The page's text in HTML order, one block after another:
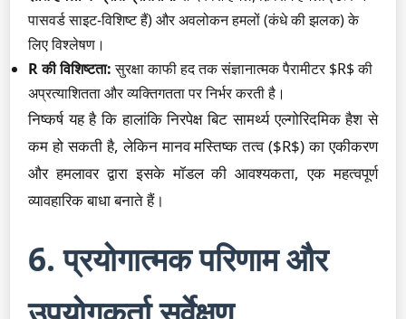
पासवर्ड साइट-विशिष्ट हैं) और अवलोकन हमलों (कंधे की झलक) के
लिए विश्लेषण।
R की विशिष्टता:सुरक्षा काफी हद तक संज्ञानात्मक पैरामीटर $R$ की
अप्रत्याशितता और व्यक्तिगतता पर निर्भर करती है।
निष्कर्ष यह है कि हालांकि निरपेक्ष बिट सामर्थ्य एल्गोरिदमिक हैश से
कम हो सकती है, लेकिन मानव मस्तिष्क तत्व ($R$) का एकीकरण
और हमलावर द्वारा इसके मॉडल की आवश्यकता, एक महत्वपूर्ण
व्यावहारिक बाधा बनाते हैं।
6. प्रयोगात्मक परिणाम और